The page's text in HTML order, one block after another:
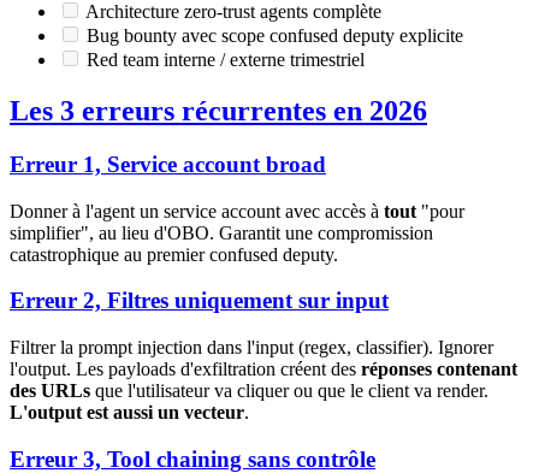
Architecture zero-trust agents complète
Bug bounty avec scope confused deputy explicite
Red team interne / externe trimestriel
Les 3 erreurs récurrentes en 2026
Erreur 1, Service account broad
Donner à l'agent un service account avec accès à tout "pour
simplifier", au lieu d'OBO. Garantit une compromission
catastrophique au premier confused deputy.
Erreur 2, Filtres uniquement sur input
Filtrer la prompt injection dans l'input (regex, classifier). Ignorer
l'output. Les payloads d'exfiltration créent des réponses contenant
des URLs que l'utilisateur va cliquer ou que le client va render.
L'output est aussi un vecteur.
Erreur 3, Tool chaining sans contrôle